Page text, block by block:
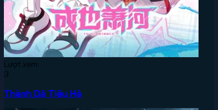
Lượt xem:
3
Thành Dã Tiêu Hà